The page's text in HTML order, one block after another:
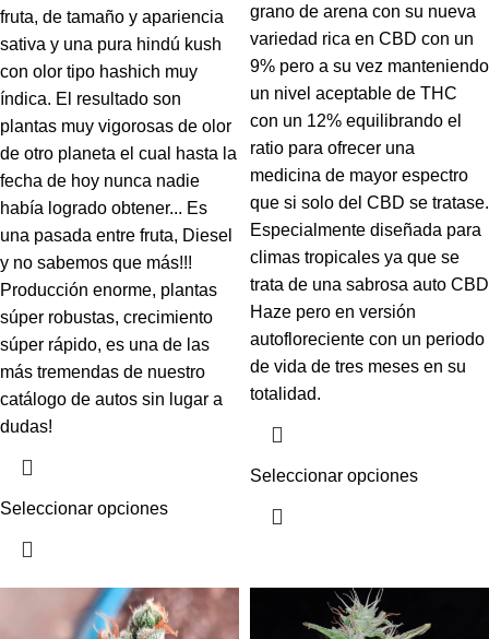
fruta, de tamaño y apariencia
sativa y una pura hindú kush
con olor tipo hashich muy
índica. El resultado son
plantas muy vigorosas de olor
de otro planeta el cual hasta la
fecha de hoy nunca nadie
había logrado obtener... Es
una pasada entre fruta, Diesel
y no sabemos que más!!!
Producción enorme, plantas
súper robustas, crecimiento
súper rápido, es una de las
más tremendas de nuestro
catálogo de autos sin lugar a
dudas!
Seleccionar opciones
grano de arena con su nueva
variedad rica en CBD con un
9% pero a su vez manteniendo
un nivel aceptable de THC
con un 12% equilibrando el
ratio para ofrecer una
medicina de mayor espectro
que si solo del CBD se tratase.
Especialmente diseñada para
climas tropicales ya que se
trata de una sabrosa auto CBD
Haze pero en versión
autofloreciente con un periodo
de vida de tres meses en su
totalidad.
Seleccionar opciones